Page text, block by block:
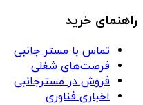
راهنمای خرید
تماس با مستر جانبی
فرصت‌های شغلی
فروش در مسترجانبی
اخباری فناوری